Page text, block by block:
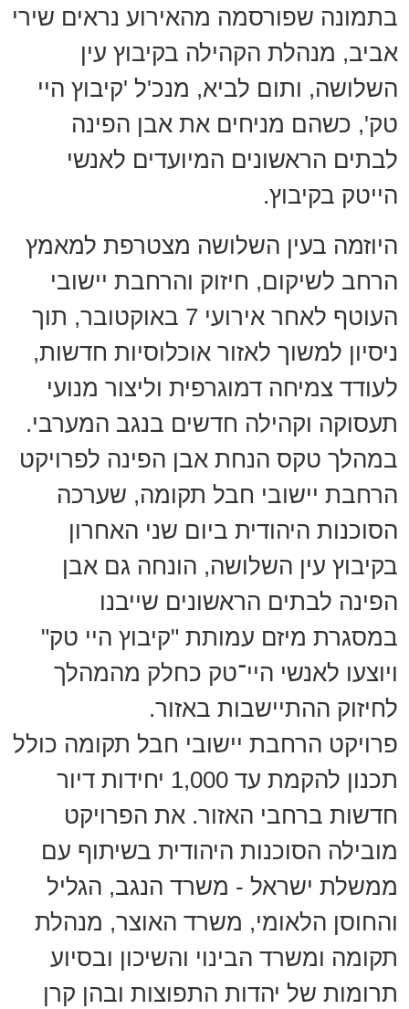
בתמונה שפורסמה מהאירוע נראים שירי
אביב, מנהלת הקהילה בקיבוץ עין
השלושה, ותום לביא, מנכ'ל 'קיבוץ היי
טק', כשהם מניחים את אבן הפינה
לבתים הראשונים המיועדים לאנשי
הייטק בקיבוץ.
היוזמה בעין השלושה מצטרפת למאמץ
הרחב לשיקום, חיזוק והרחבת יישובי
העוטף לאחר אירועי 7 באוקטובר, תוך
ניסיון למשוך לאזור אוכלוסיות חדשות,
לעודד צמיחה דמוגרפית וליצור מנועי
תעסוקה וקהילה חדשים בנגב המערבי.
במהלך טקס הנחת אבן הפינה לפרויקט
הרחבת יישובי חבל תקומה, שערכה
הסוכנות היהודית ביום שני האחרון
בקיבוץ עין השלושה, הונחה גם אבן
הפינה לבתים הראשונים שייבנו
במסגרת מיזם עמותת "קיבוץ היי טק"
ויוצעו לאנשי היי־טק כחלק מהמהלך
לחיזוק ההתיישבות באזור.
פרויקט הרחבת יישובי חבל תקומה כולל
תכנון להקמת עד 1,000 יחידות דיור
חדשות ברחבי האזור. את הפרויקט
מובילה הסוכנות היהודית בשיתוף עם
ממשלת ישראל - משרד הנגב, הגליל
והחוסן הלאומי, משרד האוצר, מנהלת
תקומה ומשרד הבינוי והשיכון ובסיוע
תרומות של יהדות התפוצות ובהן קרן